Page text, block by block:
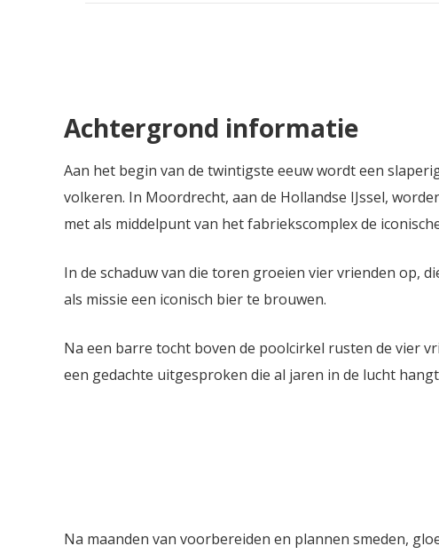
Achtergrond informatie
Aan het begin van de twintigste eeuw wordt een
volkeren. In Moordrecht, aan de Hollandse IJssel,
met als middelpunt van het fabriekscomplex de
In de schaduw van die toren groeien vier vrienden op,
als missie een iconisch bier te brouwen.
Na een barre tocht boven de poolcirkel rusten de vier
een gedachte uitgesproken die al jaren in de lucht
Na maanden van voorbereiden en plannen smeden,